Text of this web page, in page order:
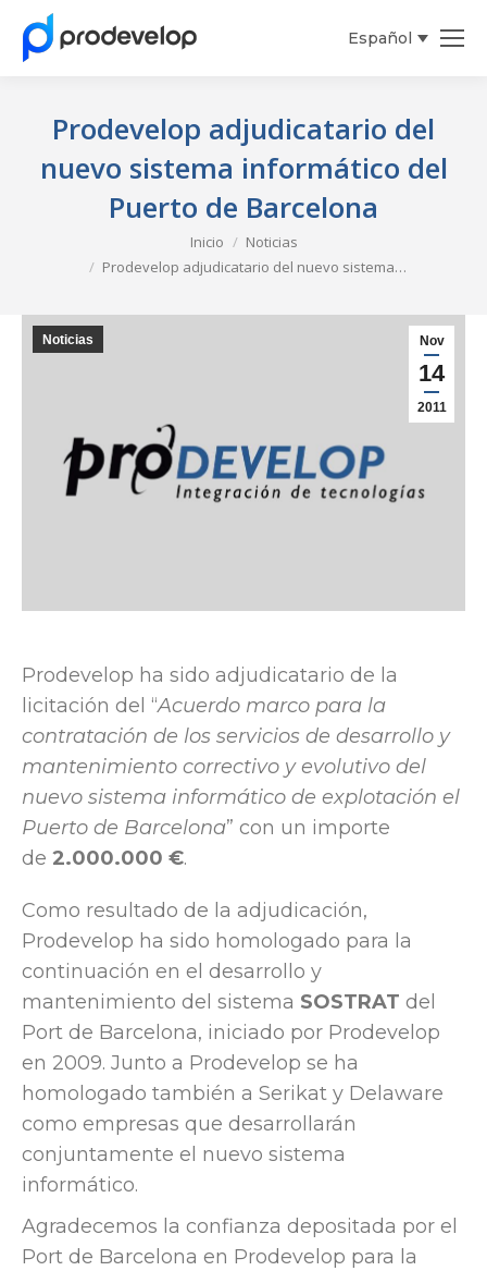
Español
Prodevelop adjudicatario del
nuevo sistema informático del
Puerto de Barcelona
Inicio
Noticias
Prodevelop adjudicatario del nuevo sistema…
Nov
14
2011
Noticias
Prodevelop ha sido adjudicatario de la
licitación del “Acuerdo marco para la
contratación de los servicios de desarrollo y
mantenimiento correctivo y evolutivo del
nuevo sistema informático de explotación el
Puerto de Barcelona” con un importe
de 2.000.000 €.
Como resultado de la adjudicación,
Prodevelop ha sido homologado para la
continuación en el desarrollo y
mantenimiento del sistema SOSTRAT del
Port de Barcelona, iniciado por Prodevelop
en 2009. Junto a Prodevelop se ha
homologado también a Serikat y Delaware
como empresas que desarrollarán
conjuntamente el nuevo sistema
informático.
Agradecemos la confianza depositada por el
Port de Barcelona en Prodevelop para la